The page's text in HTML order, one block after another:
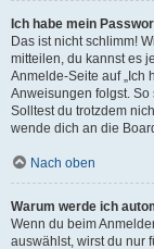
Ich habe mein
Das ist nicht schlimm!
mitteilen, du kannst es
Anmelde-Seite auf „Ich
Anweisungen folgst.
Solltest du trotzdem
wende dich an die
Nach oben
Warum werde ich
Wenn du beim
auswählst, wirst du nur